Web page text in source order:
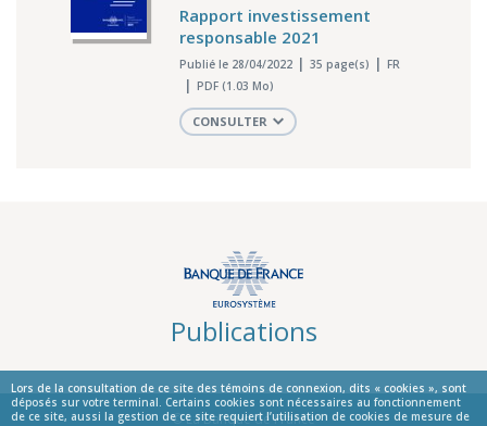
Lors de la consultation de ce site des témoins de connexion, dits « cookies », sont
déposés sur votre terminal. Certains cookies sont nécessaires au fonctionnement
de ce site, aussi la gestion de ce site requiert l’utilisation de cookies de mesure de
Rapport investissement
responsable 2021
Publié le 28/04/2022 35 page(s)
FR
PDF (1.03 Mo)
CONSULTER
Publications
© La Banque de France